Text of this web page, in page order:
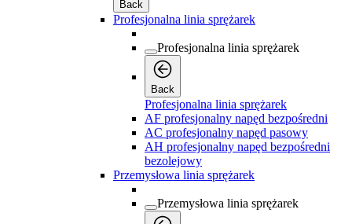
Back
Profesjonalna linia sprężarek
Profesjonalna linia sprężarek
Back
Profesjonalna linia sprężarek
AF profesjonalny napęd bezpośredni
AC profesjonalny napęd pasowy
AH profesjonalny napęd bezpośredni
bezolejowy
Przemysłowa linia sprężarek
Przemysłowa linia sprężarek